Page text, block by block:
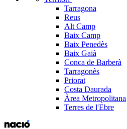
Tarragona
Reus
Alt Camp
Baix Camp
Baix Penedès
Baix Gaià
Conca de Barberà
Tarragonès
Priorat
Costa Daurada
Àrea Metropolitana
Terres de l'Ebre